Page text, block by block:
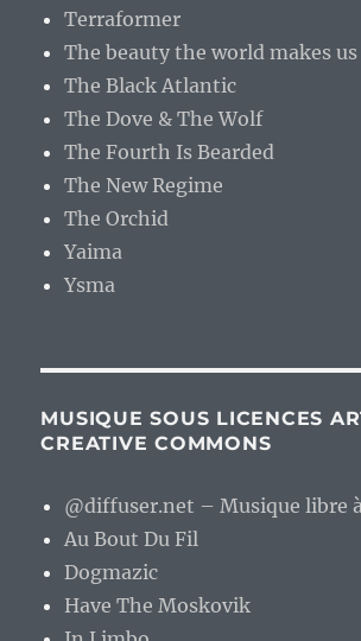
Terraformer
The beauty the world makes
The Black Atlantic
The Dove & The Wolf
The Fourth Is Bearded
The New Regime
The Orchid
Yaima
Ysma
MUSIQUE SOUS LICENCES
CREATIVE COMMONS
@diffuser.net – Musique libre
Au Bout Du Fil
Dogmazic
Have The Moskovik